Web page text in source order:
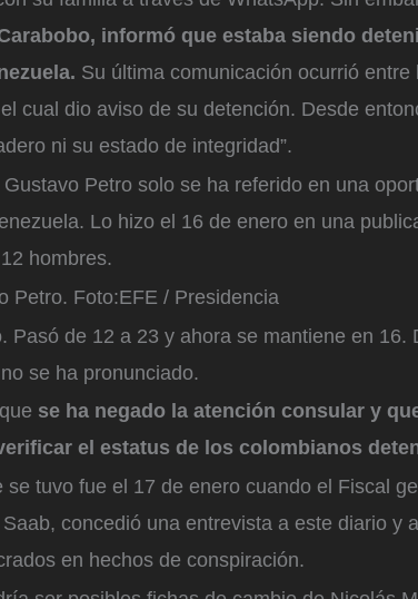
informó que estaba siendo
Su última comunicación ocurrió entre
cual dio aviso de su detención. Desde
ni su estado de integridad”.
Petro solo se ha referido en una
Lo hizo el 16 de enero en una
hombres.
Petro. Foto:EFE / Presidencia
Pasó de 12 a 23 y ahora se mantiene en 16.
se ha pronunciado.
se ha negado la atención consular y
el estatus de los colombianos
se tuvo fue el 17 de enero cuando el Fiscal
concedió una entrevista a este diario y
en hechos de conspiración.